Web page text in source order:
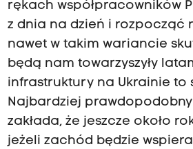
rękach współpracowników
z dnia na dzień i rozpocząć
nawet w takim wariancie
będą nam towarzyszyły
infrastruktury na Ukrainie to
Najbardziej
zakłada, że jeszcze około
jeżeli zachód będzie